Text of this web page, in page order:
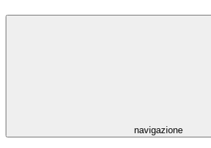
navigazione